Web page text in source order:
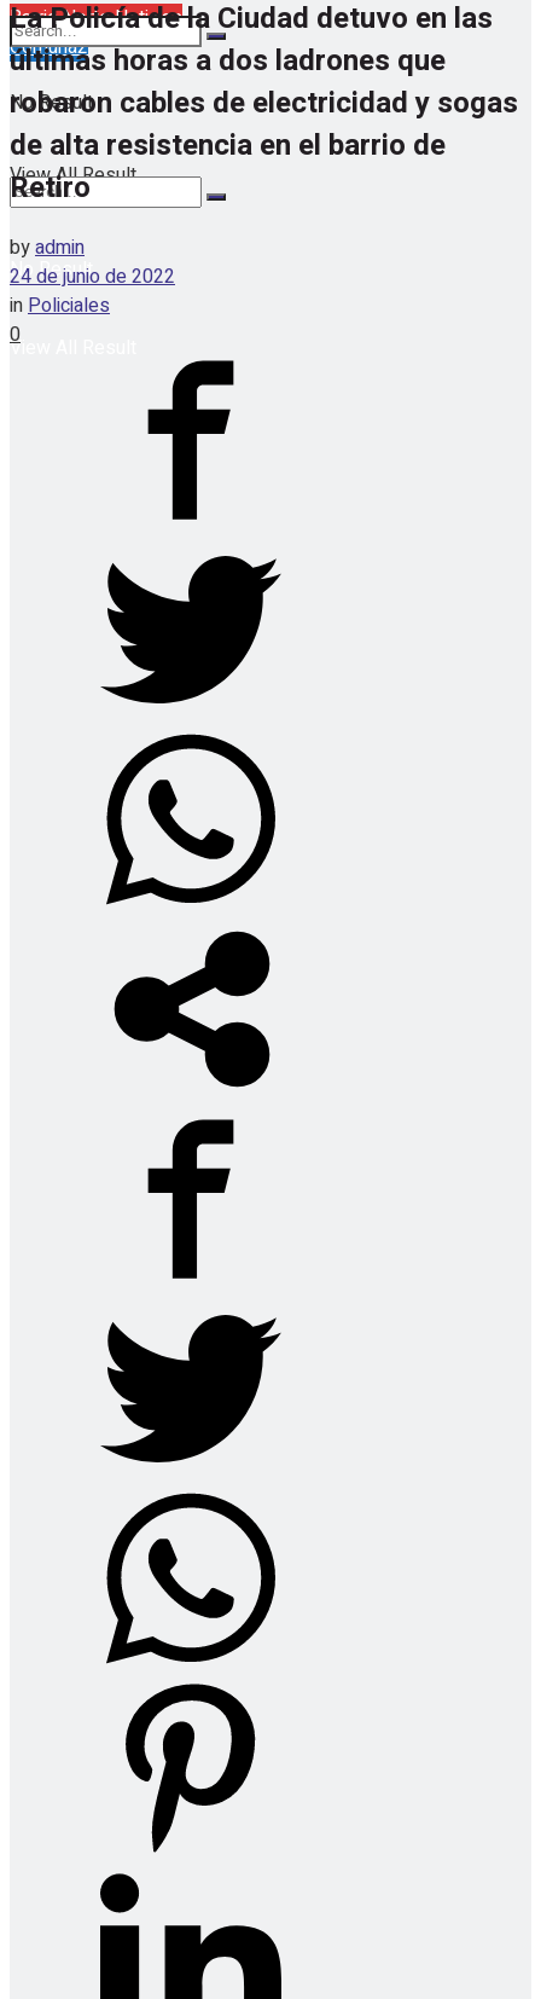
Barrio Norte Noticias
Comuna2
No Result
View All Result
No Result
View All Result
La Policía de la Ciudad detuvo en las
últimas horas a dos ladrones que
robaron cables de electricidad y sogas
de alta resistencia en el barrio de
Retiro
byadmin
24 de junio de 2022
inPoliciales
0